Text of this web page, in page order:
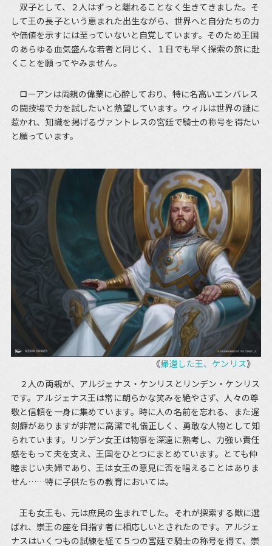
双子として、２人はずっと離れることなく生きてきました。そ
して王の長子という恵まれた出生ながら、世界へと自分たちの力
や価値を示すには至っていないと自覚しています。そのため王国
のあらゆる血気盛んな若者と同じく、１日でも早く探索の旅に赴
くことを願ってやみません。
ローアンは両親の偉業に心酔しており、特に名高いエンバレス
の闘技場で力を試したいと熱望しています。ウィルは世界の謎に
惹かれ、知識を掲げるヴァントレスの宮廷で騎士の称号を得たい
と願っています。
《帰還した王、ケンリス》
２人の両親が、アルジェナス・ケンリスとリンデン・ケンリス
です。アルジェナス王は常に朗らかな笑みを絶やさず、人々の尊
敬と信頼を一身に集めています。時に人の名前を忘れる、また遅
刻癖がありますが非常に高潔で礼儀正しく、勇敢な人物として知
られています。リンデン女王は物事を深遠に熟考し、力強い責任
感をもって夫を支え、王国をひとつにまとめています。とても仲
睦まじい夫婦であり、王は女王の意見に否を唱えることはありま
せん……特に子供たちの教育においては。
王も女王も、元は庶民の生まれでした。それが探索する獣に選
ばれ、崇王の座を目指す者に相応しいとされたのです。アルジェ
ナスはいくつもの試練を経て５つの宮廷で騎士の称号を得て、崇